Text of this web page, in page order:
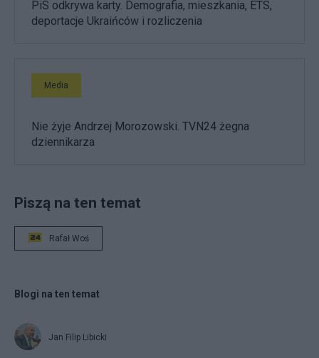
PiS odkrywa karty. Demografia, mieszkania, ETS,
deportacje Ukraińców i rozliczenia
Media
Nie żyje Andrzej Morozowski. TVN24 żegna
dziennikarza
Piszą na ten temat
Rafał Woś
Blogi na ten temat
Jan Filip Libicki